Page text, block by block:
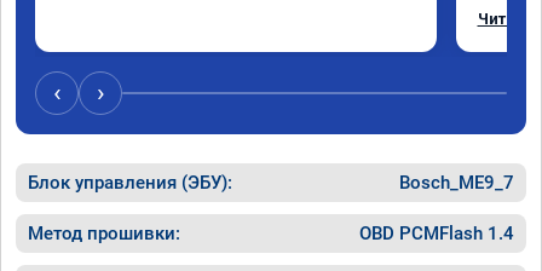
Одни
Читать
‹ ›
Блок управления (ЭБУ): Bosch_ME9_7
Метод прошивки: OBD PCMFlash 1.4